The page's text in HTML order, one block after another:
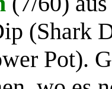
(Shark
Pot).